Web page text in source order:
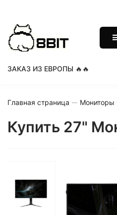
ЗАКАЗ ИЗ ЕВРОПЫ 🔥🔥
Главная страница Мониторы
Купить 27"